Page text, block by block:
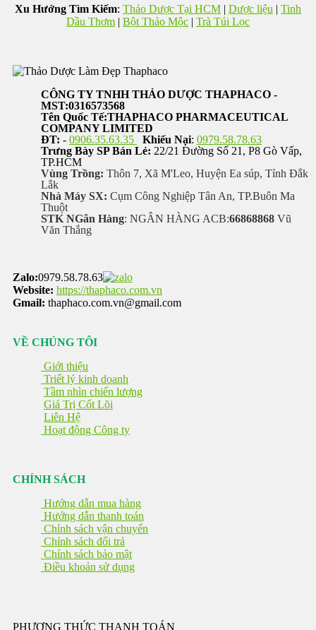
Xu Hướng Tìm Kiếm: Thảo Dược Tại HCM | Dược liệu | Tinh
Dầu Thơm | Bột Thảo Mộc | Trà Túi Lọc
CÔNG TY TNHH THẢO DƯỢC THAPHACO -
MST:0316573568
Tên Quốc Tế:THAPHACO PHARMACEUTICAL
COMPANY LIMITED
ĐT: - 0906.35.63.35 Khiếu Nại: 0979.58.78.63
Trưng Bày SP Bán Lẻ: 22/21 Đường Số 21, P8 Gò Vấp,
TP.HCM
Vùng Trồng: Thôn 7, Xã M'Leo, Huyện Ea súp, Tỉnh Đắk
Lắk
Nhà Máy SX: Cụm Công Nghiệp Tân An, TP.Buôn Ma
Thuột
STK NGân Hàng: NGÂN HÀNG ACB:66868868 Vũ
Văn Thắng
Zalo:0979.58.78.63
Website: https://thaphaco.com.vn
Gmail: thaphaco.com.vn@gmail.com
VỀ CHÚNG TÔI
Giới thiệu
Triết lý kinh doanh
Tầm nhìn chiến lượng
Giá Trị Cốt Lõi
Liên Hệ
Hoạt động Công ty
CHÍNH SÁCH
Hướng dẫn mua hàng
Hướng dẫn thanh toán
Chính sách vận chuyển
Chính sách đổi trả
Chính sách bảo mật
Điều khoản sử dụng
PHƯƠNG THỨC THANH TOÁN